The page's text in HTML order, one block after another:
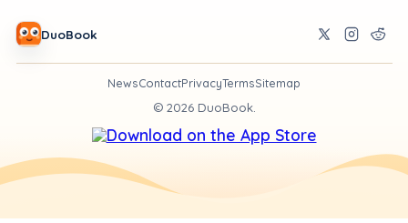
DuoBook
NewsContactPrivacyTermsSitemap
© 2026DuoBook.